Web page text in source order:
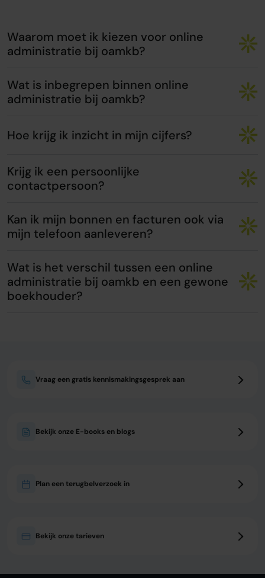
Waarom moet ik kiezen voor online
administratie bij oamkb?
Wat is inbegrepen binnen online
administratie bij oamkb?
Hoe krijg ik inzicht in mijn cijfers?
Krijg ik een persoonlijke
contactpersoon?
Kan ik mijn bonnen en facturen ook via
mijn telefoon aanleveren?
Wat is het verschil tussen een online
administratie bij oamkb en een gewone
boekhouder?
Vraag een gratis kennismakingsgesprek aan
Bekijk onze E-books en blogs
Plan een terugbelverzoek in
Bekijk onze tarieven